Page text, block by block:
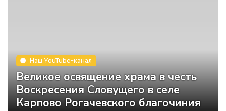
Наш YouTube-канал
Великое освящение храма в честь
Воскресения Словущего в селе
Карпово Рогачевского благочиния